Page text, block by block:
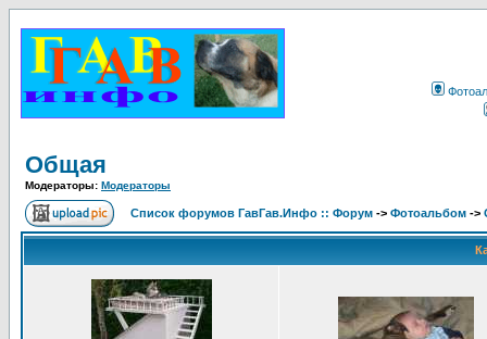
Общая
Модераторы: Модераторы
Список форумов ГавГав.Инфо :: Форум -> Фотоальбом ->